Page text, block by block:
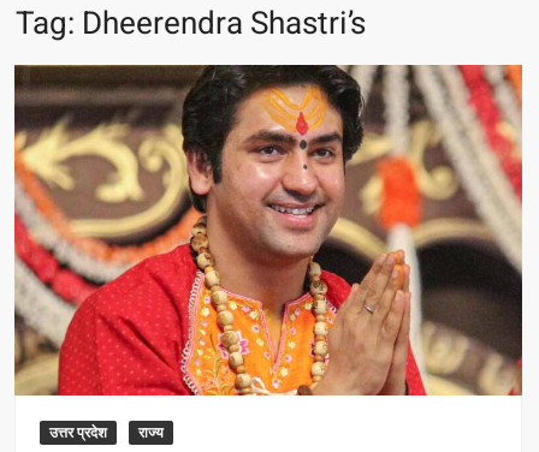
Tag: Dheerendra Shastri’s
उत्तर प्रदेश राज्य